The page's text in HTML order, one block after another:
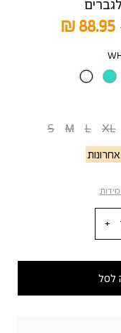
מחיר
מוצר
88.95 ₪
S M L XL
לסל